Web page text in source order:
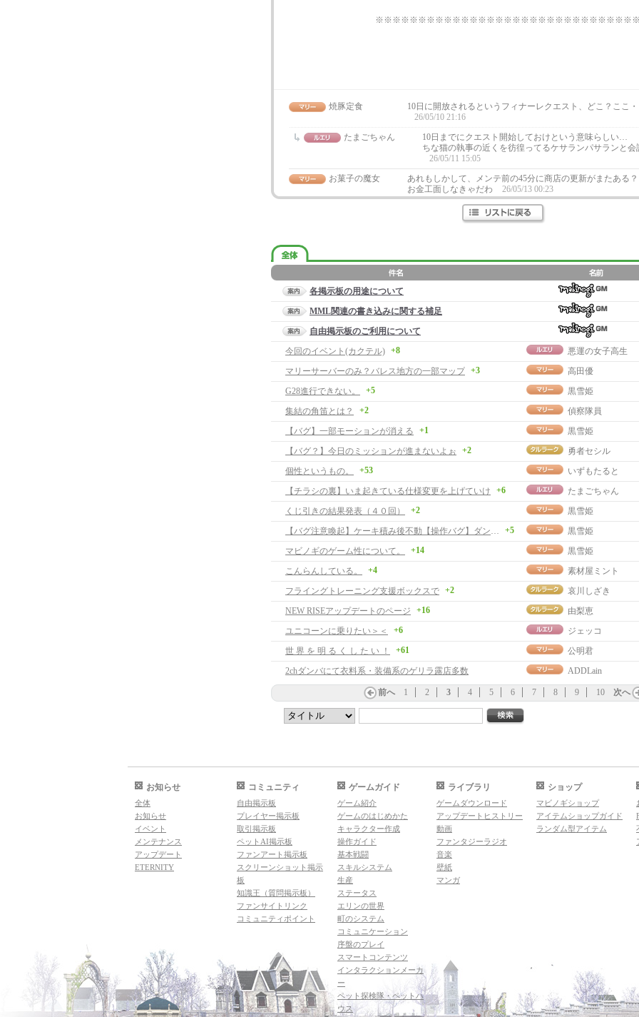
焼豚定食
10日に開放されるというフィナーレクエスト、どこ？ここ・
26/05/10 21:16
たまごちゃん
10日までにクエスト開始しておけという意味らしい…
ちな猫の執事の近くを彷徨ってるケサランパサランと会
26/05/11 15:05
お菓子の魔女
あれもしかして、メンテ前の45分に商店の更新がまたある？
お金工面しなきゃだわ
26/05/13 00:23
各掲示板の用途について
MML関連の書き込みに関する補足
自由掲示板のご利用について
今回のイベント(カクテル) +8 悪運の女子高生
マリーサーバーのみ？バレス地方の一部マップ +3 高田優
G28進行できない。
+5 黒雪姫
集結の角笛とは？
+2 偵察隊員
【バグ】一部モーションが消える
+1 黒雪姫
【バグ？】今日のミッションが進まないよぉ
+2 勇者セシル
個性というもの。
+53 いずもたると
【チラシの裏】いま起きている仕様変更を上げていけ
+6 たまごちゃん
くじ引きの結果発表（４０回）
+2 黒雪姫
【バグ注意喚起】ケーキ積み後不動【操作バグ】ダンス不動
+5 黒雪姫
マビノギのゲーム性について。
+14 黒雪姫
こんらんしている。
+4 素材屋ミント
フライングトレーニング支援ボックスで +2 哀川しざき
NEW RISEアップデートのページ
+16 由梨恵
ユニコーンに乗りたい＞＜
+6 ジェッコ
世 界 を 明 る く し た い ！
+61 公明君
2chダンバにて衣料系・装備系のゲリラ露店多数
ADDLain
前へ 1 2 3 4 5 6 7 8 9 10 次へ
お知らせ
全体
お知らせ
イベント
メンテナンス
アップデート
ETERNITY
コミュニティ
自由掲示板
プレイヤー掲示板
取引掲示板
ペットAI掲示板
ファンアート掲示板
スクリーンショット掲示
板
知識王（質問掲示板）
ファンサイトリンク
コミュニティポイント
ゲームガイド
ゲーム紹介
ゲームのはじめかた
キャラクター作成
操作ガイド
基本戦闘
スキルシステム
生産
ステータス
エリンの世界
町のシステム
コミュニケーション
序盤のプレイ
スマートコンテンツ
インタラクションメーカ
ー
ペット探検隊・ペットハ
ウス
ライブラリ
ゲームダウンロード
アップデートヒストリー
動画
ファンタジーラジオ
音楽
壁紙
マンガ
ショップ
マビノギショップ
アイテムショップガイド
ランダム型アイテム